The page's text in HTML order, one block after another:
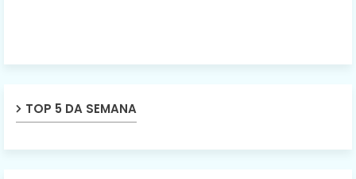
TOP 5 DA SEMANA